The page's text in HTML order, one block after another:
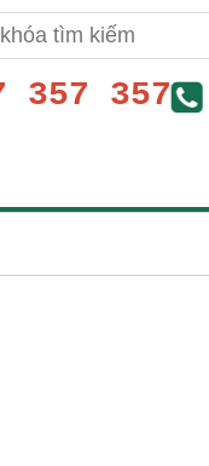
357 357